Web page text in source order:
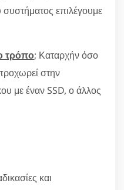
συστήματος επιλέγουμε
τρόπο; Καταρχήν όσο
στην
με έναν SSD, ο άλλος
και